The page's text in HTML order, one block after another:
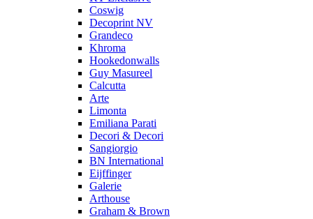
Coswig
Decoprint NV
Grandeco
Khroma
Hookedonwalls
Guy Masureel
Calcutta
Arte
Limonta
Emiliana Parati
Decori & Decori
Sangiorgio
BN International
Eijffinger
Galerie
Arthouse
Graham & Brown